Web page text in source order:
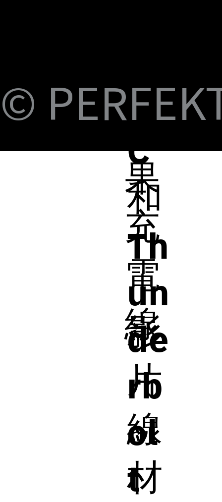
Braided Cable, 100W 3ft
價格
NT$399.00
價格
NT$399.00
價格
NT$699.00
價格
NT$999.00
價格
NT$1,699.00
Charging
價格
NT$599.00
Adapter
價格
NT$450.00
Adapter
價格
NT$450.00
應，1米)
價格
NT$1,390.00
價格
NT$599.00
0.15米)
價格
NT$350.00
Nylon, 3米)
價格
NT$598.00
Nylon, 2米)
價格
NT$498.00
Nylon, 1米)
價格
NT$398.00
Nylon, 3米)
價格
NT$498.00
B-
C
和
Th
un
de
rb
ol
t
Fi
蘋
果
充
電
線
影
片
線
材
©